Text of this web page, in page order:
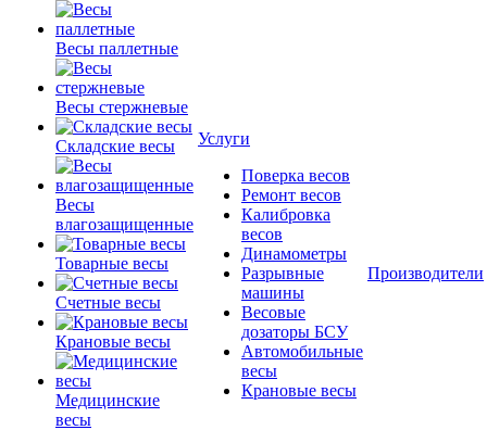
Весы паллетные
Весы стержневые
Складские весы
Весы
влагозащищенные
Товарные весы
Счетные весы
Крановые весы
Медицинские
весы
Услуги
Поверка весов
Ремонт весов
Калибровка
весов
Динамометры
Разрывные
машины
Весовые
дозаторы БСУ
Автомобильные
весы
Крановые весы
Производители